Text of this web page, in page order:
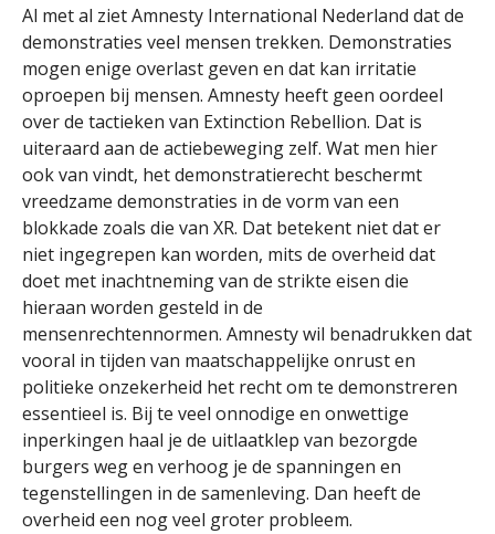
Al met al ziet Amnesty International Nederland dat de
demonstraties veel mensen trekken. Demonstraties
mogen enige overlast geven en dat kan irritatie
oproepen bij mensen. Amnesty heeft geen oordeel
over de tactieken van Extinction Rebellion. Dat is
uiteraard aan de actiebeweging zelf. Wat men hier
ook van vindt, het demonstratierecht beschermt
vreedzame demonstraties in de vorm van een
blokkade zoals die van XR. Dat betekent niet dat er
niet ingegrepen kan worden, mits de overheid dat
doet met inachtneming van de strikte eisen die
hieraan worden gesteld in de
mensenrechtennormen. Amnesty wil benadrukken dat
vooral in tijden van maatschappelijke onrust en
politieke onzekerheid het recht om te demonstreren
essentieel is. Bij te veel onnodige en onwettige
inperkingen haal je de uitlaatklep van bezorgde
burgers weg en verhoog je de spanningen en
tegenstellingen in de samenleving. Dan heeft de
overheid een nog veel groter probleem.